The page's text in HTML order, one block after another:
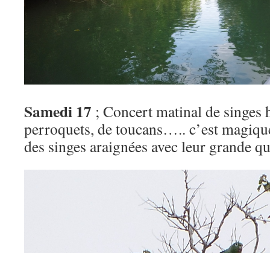
Samedi 17 ; Concert matinal de singes
perroquets, de toucans….. c’est
des singes araignées avec leur grande